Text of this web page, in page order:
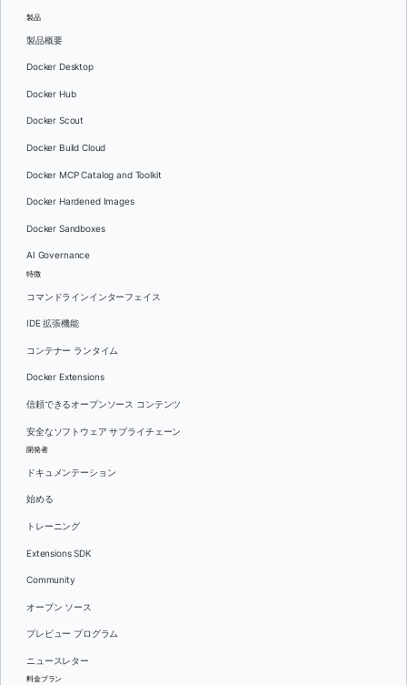
製品
製品概要
Docker Desktop
Docker Hub
Docker Scout
Docker Build Cloud
Docker MCP Catalog and Toolkit
Docker Hardened Images
Docker Sandboxes
AI Governance
特徴
コマンドラインインターフェイス
IDE 拡張機能
コンテナー ランタイム
Docker Extensions
信頼できるオープンソース コンテンツ
安全なソフトウェア サプライチェーン
開発者
ドキュメンテーション
始める
トレーニング
Extensions SDK
Community
オープン ソース
プレビュー プログラム
ニュースレター
料金プラン